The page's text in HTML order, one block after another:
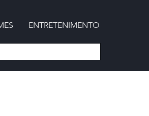
ENTRETENIMENTO